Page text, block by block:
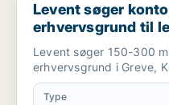
Levent søger
erhvervsgrund til
Karlslunde
Levent søger 150-300
erhvervsgrund i Greve,
Type